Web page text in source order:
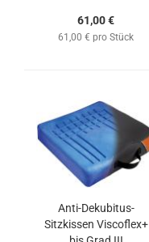
61,00 €
61,00 € pro Stück
Anti-Dekubitus-
Sitzkissen Viscoflex+